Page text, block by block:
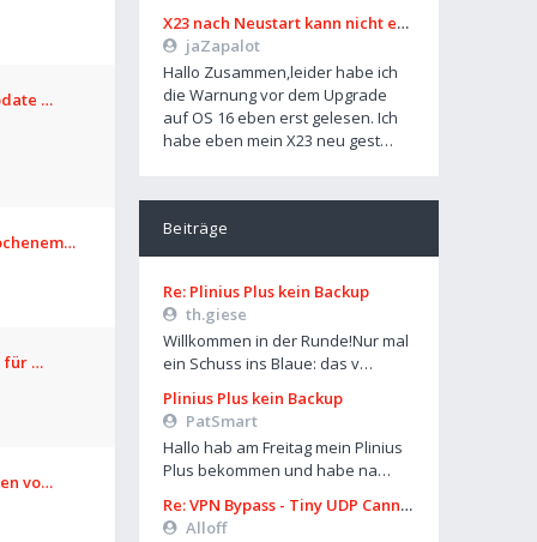
X23 nach Neustart kann nicht entsperrt werden
jaZapalot
Hallo Zusammen,leider habe ich
die Warnung vor dem Upgrade
auf OS 16 eben erst gelesen. Ich
habe eben mein X23 neu gest…
Beiträge
Re: Plinius Plus kein Backup
th.giese
Willkommen in der Runde!Nur mal
ein Schuss ins Blaue: das v…
Plinius Plus kein Backup
PatSmart
Hallo hab am Freitag mein Plinius
Plus bekommen und habe na…
Re: VPN Bypass - Tiny UDP Cannon
Alloff
…
für …
vo…